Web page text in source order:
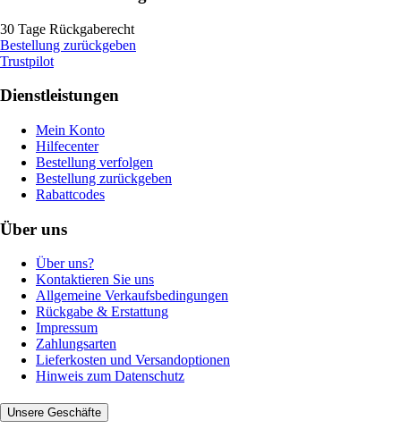
30 Tage Rückgaberecht
Bestellung zurückgeben
Trustpilot
Dienstleistungen
Mein Konto
Hilfecenter
Bestellung verfolgen
Bestellung zurückgeben
Rabattcodes
Über uns
Über uns?
Kontaktieren Sie uns
Allgemeine Verkaufsbedingungen
Rückgabe & Erstattung
Impressum
Zahlungsarten
Lieferkosten und Versandoptionen
Hinweis zum Datenschutz
Unsere Geschäfte